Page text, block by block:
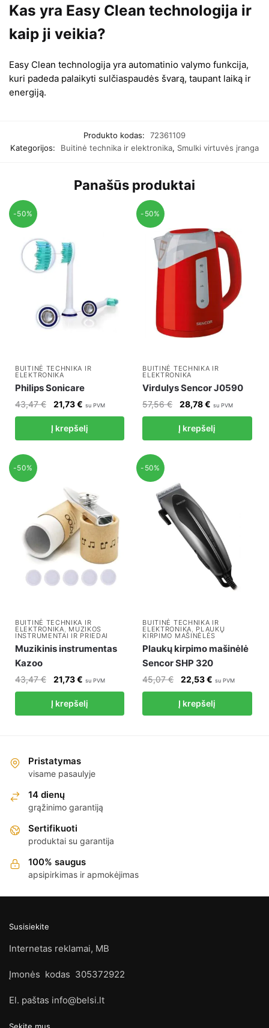
Kas yra Easy Clean technologija ir
kaip ji veikia?
Easy Clean technologija yra automatinio valymo funkcija,
kuri padeda palaikyti sulčiaspaudės švarą, taupant laiką ir
energiją.
Produkto kodas:
72361109
Kategorijos:
Buitinė technika ir elektronika, Smulki virtuvės įranga
Panašūs produktai
-50%
BUITINĖ TECHNIKA IR
ELEKTRONIKA
Philips Sonicare
43,47€
Original
price
was:
43,47 €.
21,73€ Current
price
is:
21,73 €.
su PVM
Į krepšelį
-50%
BUITINĖ TECHNIKA IR
ELEKTRONIKA
Virdulys Sencor J0590
57,56€
Original
price
was:
57,56 €.
28,78€ Current
price
is:
28,78 €.
su PVM
Į krepšelį
-50%
BUITINĖ TECHNIKA IR
ELEKTRONIKA, MUZIKOS
INSTRUMENTAI IR PRIEDAI
Muzikinis instrumentas
Kazoo
43,47€
Original
price
was:
43,47 €.
21,73€ Current
price
is:
21,73 €.
su PVM
Į krepšelį
-50%
BUITINĖ TECHNIKA IR
ELEKTRONIKA, PLAUKŲ
KIRPIMO MAŠINĖLĖS
Plaukų kirpimo mašinėlė
Sencor SHP 320
45,07€
Original
price
was:
45,07 €.
22,53€ Current
price
is:
22,53 €.
su PVM
Į krepšelį
Pristatymas
visame pasaulyje
14 dienų
grąžinimo garantiją
Sertifikuoti
produktai su garantija
100% saugus
apsipirkimas ir apmokėjimas
Susisiekite
Internetas reklamai, MB
Įmonės kodas 305372922
El. paštas info@belsi.lt
Sekite mus